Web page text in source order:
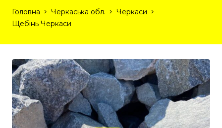
Головна Черкаська обл.
Черкаси
Щебінь Черкаси